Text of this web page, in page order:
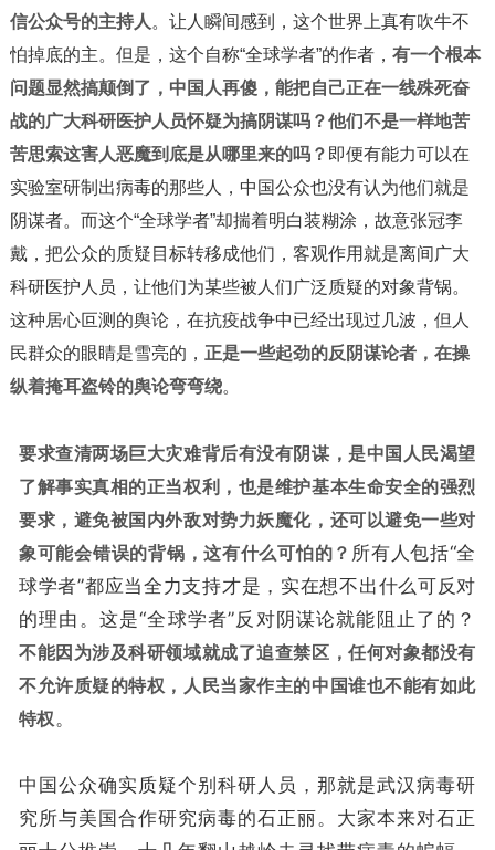
信公众号的主持人。让人瞬间感到，这个世界上真有吹牛不
怕掉底的主。但是，这个自称“全球学者”的作者， 有一个根本
问题显然搞颠倒了， 中国人再傻，能把自己正在一线殊死奋
战的广大科研医护人员怀疑为搞阴谋吗？他们不是一样地苦
苦思索这害人恶魔到底是从哪里来的吗？ 即便有能力可以在
实验室研制出病毒的那些人，中国公众也没有认为他们就是
阴谋者。而这个“全球学者”却揣着明白装糊涂，故意张冠李
戴，把公众的质疑目标转移成他们，客观作用就是离间广大
科研医护人员，让他们为某些被人们广泛质疑的对象背锅。
这种居心叵测的舆论，在抗疫战争中已经出现过几波，但人
民群众的眼睛是雪亮的， 正是一些起劲的反阴谋论者，在操
纵着掩耳盗铃的舆论弯弯绕。
要求查清两场巨大灾难背后有没有阴谋，是中国人民渴望
了解事实真相的正当权利，也是维护基本生命安全的强烈
要求，避免被国内外敌对势力妖魔化，还可以避免一些对
象可能会错误的背锅，这有什么可怕的？ 所有人包括“全
球学者”都应当全力支持才是，实在想不出什么可反对
的理由。这是“全球学者”反对阴谋论就能阻止了的？
不能因为涉及科研领域就成了追查禁区，任何对象都没有
不允许质疑的特权，人民当家作主的中国谁也不能有如此
特权。
中国公众确实质疑个别科研人员，那就是武汉病毒研
究所与美国合作研究病毒的石正丽。大家本来对石正